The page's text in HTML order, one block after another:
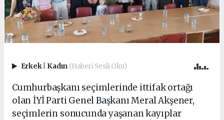
Erkek Kadın (Haberi Sesli Oku)
Cumhurbaşkanı seçimlerinde ittifak ortağı
olan İYİ Parti Genel Başkanı Meral Akşener,
seçimlerin sonucunda yaşanan kayıplar